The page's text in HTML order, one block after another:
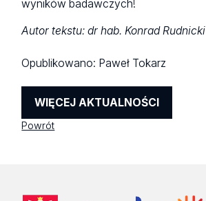
wyników badawczych!
Autor tekstu: dr hab. Konrad Rudnicki
Opublikowano: Paweł Tokarz
WIĘCEJ AKTUALNOŚCI
Powrót